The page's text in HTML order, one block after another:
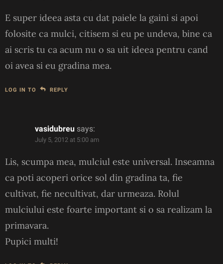
E super ideea asta cu dat paiele la gaini si apoi
folosite ca mulci, citisem si eu pe undeva, bine ca
ai scris tu ca acum nu o sa uit ideea pentru cand
oi avea si eu gradina mea.
LOG IN TO REPLY
vasidubreu says:
July 5, 2012 at 5:00 am
Lis, scumpa mea, mulciul este universal. Inseamna
ca poti acoperi orice sol din gradina ta, fie
cultivat, fie necultivat, dar urmeaza. Rolul
mulciului este foarte important si o sa realizam la
primavara.
Pupici multi!